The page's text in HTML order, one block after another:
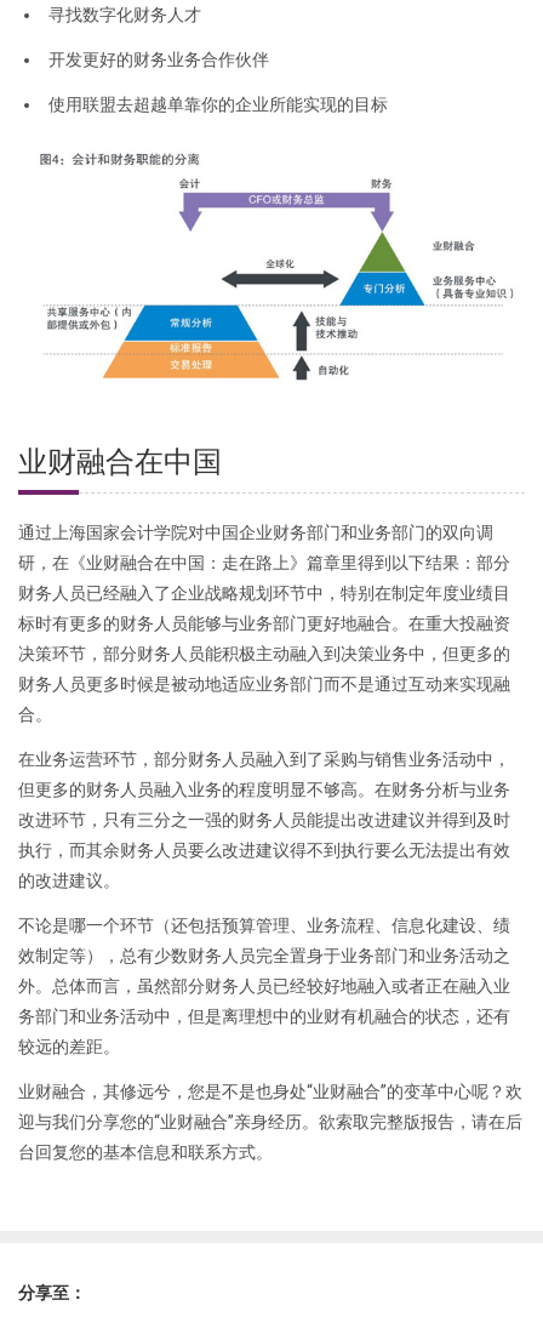
寻找数字化财务人才
开发更好的财务业务合作伙伴
使用联盟去超越单靠你的企业所能实现的目标
业财融合在中国
通过上海国家会计学院对中国企业财务部门和业务部门的双向调
研，在《业财融合在中国：走在路上》篇章里得到以下结果：部分
财务人员已经融入了企业战略规划环节中，特别在制定年度业绩目
标时有更多的财务人员能够与业务部门更好地融合。在重大投融资
决策环节，部分财务人员能积极主动融入到决策业务中，但更多的
财务人员更多时候是被动地适应业务部门而不是通过互动来实现融
合。
在业务运营环节，部分财务人员融入到了采购与销售业务活动中，
但更多的财务人员融入业务的程度明显不够高。在财务分析与业务
改进环节，只有三分之一强的财务人员能提出改进建议并得到及时
执行，而其余财务人员要么改进建议得不到执行要么无法提出有效
的改进建议。
不论是哪一个环节（还包括预算管理、业务流程、信息化建设、绩
效制定等），总有少数财务人员完全置身于业务部门和业务活动之
外。总体而言，虽然部分财务人员已经较好地融入或者正在融入业
务部门和业务活动中，但是离理想中的业财有机融合的状态，还有
较远的差距。
业财融合，其修远兮，您是不是也身处“业财融合”的变革中心呢？欢
迎与我们分享您的“业财融合”亲身经历。欲索取完整版报告，请在后
台回复您的基本信息和联系方式。
分享至：